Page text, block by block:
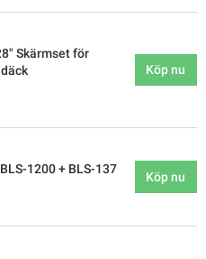
Skärmset för
Köp nu
1200 + BLS-137
Köp nu